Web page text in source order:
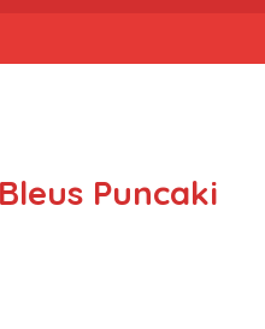
Puncaki